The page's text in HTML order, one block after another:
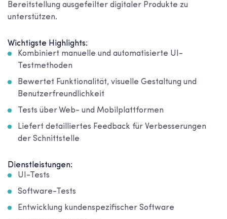
Bereitstellung ausgefeilter digitaler Produkte zu
unterstützen.
Wichtigste Highlights:
Kombiniert manuelle und automatisierte UI-
Testmethoden
Bewertet Funktionalität, visuelle Gestaltung und
Benutzerfreundlichkeit
Tests über Web- und Mobilplattformen
Liefert detailliertes Feedback für Verbesserungen
der Schnittstelle
Dienstleistungen:
UI-Tests
Software-Tests
Entwicklung kundenspezifischer Software